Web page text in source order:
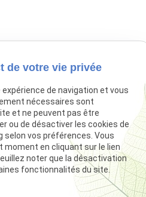
de votre vie privée
de navigation et vous
nécessaires sont
et ne peuvent pas être
ou de désactiver les cookies de
vos préférences. Vous
en cliquant sur le lien
noter que la désactivation
fonctionnalités du site.